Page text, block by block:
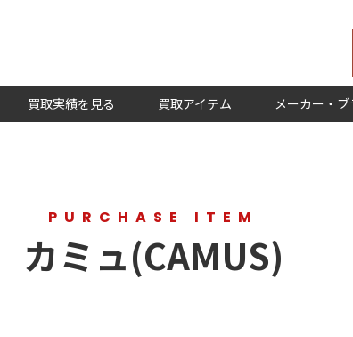
買取実績を見る 買取アイテム メーカー・
PURCHASE ITEM
カミュ(CAMUS)